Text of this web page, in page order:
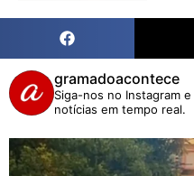
gramadoacontece
Siga-nos no Instagram
notícias em tempo real.